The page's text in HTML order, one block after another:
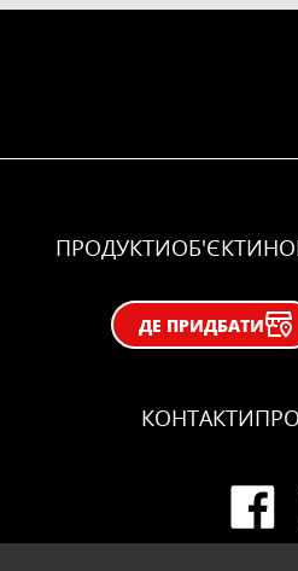
ПРОДУКТИОБ'ЄКТИ
ДЕ ПРИДБАТИ
КОНТАКТИ